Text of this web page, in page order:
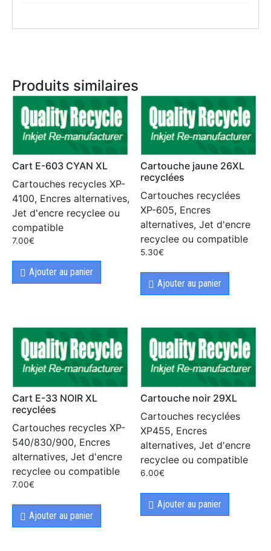
Produits similaires
Cart E-603 CYAN XL
Cartouches recycles XP-
4100, Encres alternatives,
Jet d'encre recyclee ou
compatible
7.00€
Ajouter au panier
Cartouche jaune 26XL
recyclées
Cartouches recyclées
XP-605, Encres
alternatives, Jet d'encre
recyclee ou compatible
5.30€
Ajouter au panier
Cart E-33 NOIR XL
recyclées
Cartouches recycles XP-
540/830/900, Encres
alternatives, Jet d'encre
recyclee ou compatible
7.00€
Ajouter au panier
Cartouche noir 29XL
Cartouches recyclées
XP455, Encres
alternatives, Jet d'encre
recyclee ou compatible
6.00€
Ajouter au panier